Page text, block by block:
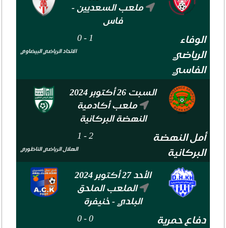
ملعب السعديين -
فاس
الوفاء
الرياضي
الفاسي
1
-
0
الاتحاد الرياضي البيضاوي
السبت 26 أكتوبر 2024
ملعب أكادمية
النهضة البركانية
أمل النهضة
البركانية
2
-
1
الهلال الرياضي الناظوري
الأحد 27 أكتوبر 2024
الملعب الملحق
البلدي - خنيفرة
دفاع حمرية
0
-
0